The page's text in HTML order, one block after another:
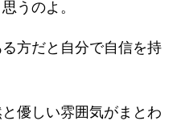
うのよ。
方だと自分で自信を持
優しい雰囲気がまとわ